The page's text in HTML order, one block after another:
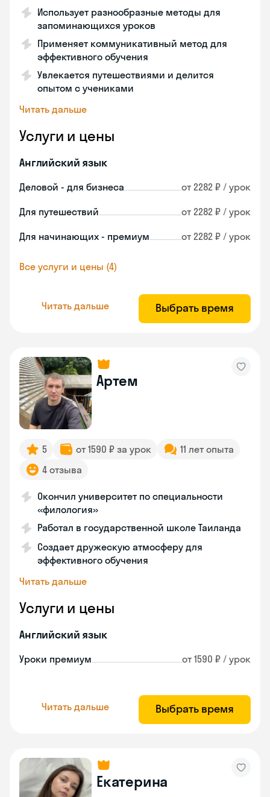
Использует разнообразные методы для
запоминающихся уроков
Применяет коммуникативный метод для
эффективного обучения
Увлекается путешествиями и делится
опытом с учениками
Читать дальше
Услуги и цены
Английский язык
Деловой - для бизнеса от 2282 ₽ / урок
Для путешествий от 2282 ₽ / урок
Для начинающих - премиум от 2282 ₽ / урок
Все услуги и цены (4)
Читать дальше Выбрать время
Артем
5 от 1590 ₽ за урок
11 лет опыта
4 отзыва
Окончил университет по специальности
«филология»
Работал в государственной школе Таиланда
Создает дружескую атмосферу для
эффективного обучения
Читать дальше
Услуги и цены
Английский язык
Уроки премиум от 1590 ₽ / урок
Читать дальше Выбрать время
Екатерина